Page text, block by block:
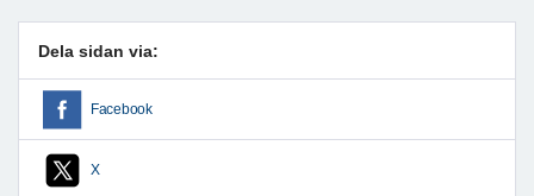
Dela sidan via:
Facebook
X